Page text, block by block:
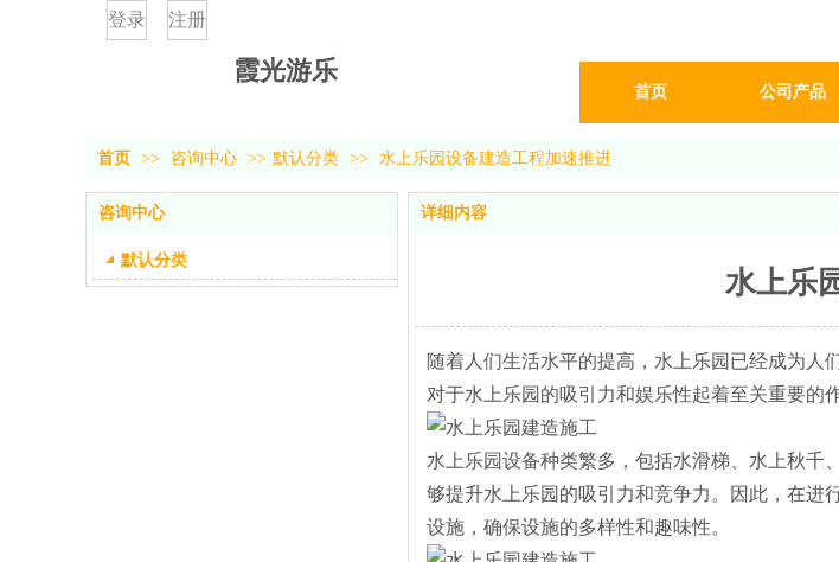
登录 注册
霞光游乐
首页 公司产品
首页 >> 咨询中心 >> 默认分类 >> 水上乐园设备建造工程加速推进
咨询中心
默认分类
详细内容
水上乐
随着人们生活水平的提高，水上乐园已经成为人
对于水上乐园的吸引力和娱乐性起着至关重要的
水上乐园设备种类繁多，包括水滑梯、水上秋千
够提升水上乐园的吸引力和竞争力。因此，在进
设施，确保设施的多样性和趣味性。